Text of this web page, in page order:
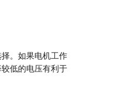
。如果电机工作
低的电压有利于